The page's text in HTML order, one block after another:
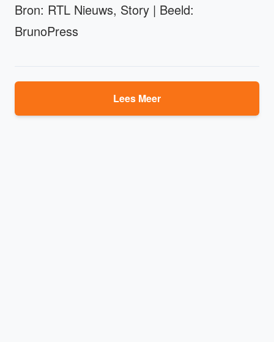
Bron: RTL Nieuws, Story | Beeld:
BrunoPress
Lees Meer